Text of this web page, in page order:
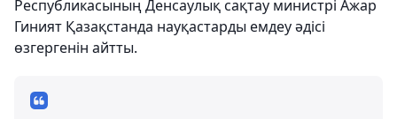
Республикасының Денсаулық сақтау министрі Ажар
Гиният Қазақстанда науқастарды емдеу әдісі
өзгергенін айтты.